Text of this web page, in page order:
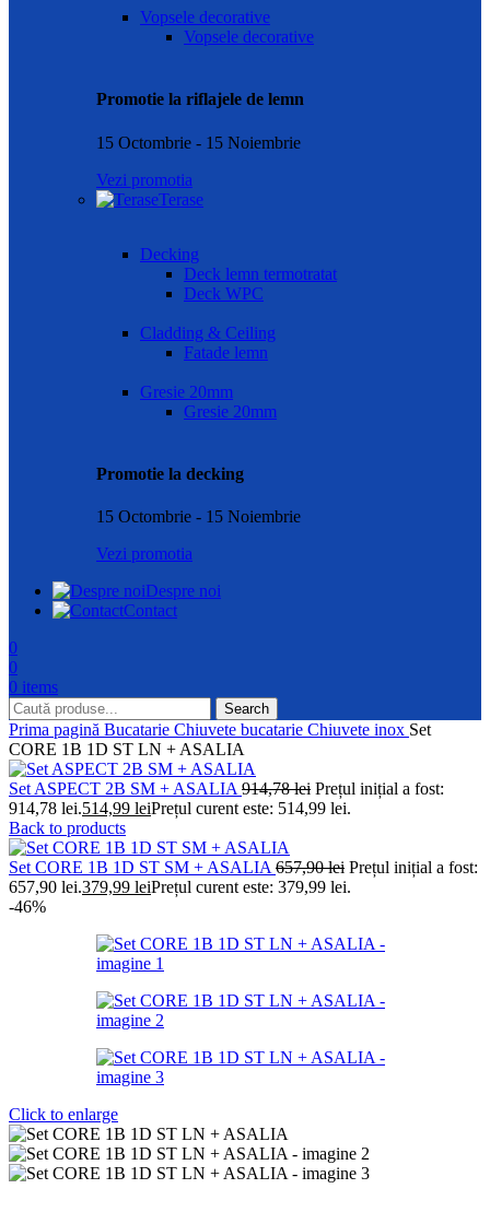
Vopsele decorative
Vopsele decorative
Promotie la riflajele de lemn
15 Octombrie - 15 Noiembrie
Vezi promotia
Terase
Decking
Deck lemn termotratat
Deck WPC
Cladding & Ceiling
Fatade lemn
Gresie 20mm
Gresie 20mm
Promotie la decking
15 Octombrie - 15 Noiembrie
Vezi promotia
Despre noi
Contact
0
0
0 items
Search
Prima pagină Bucatarie Chiuvete bucatarie Chiuvete inox Set
CORE 1B 1D ST LN + ASALIA
Set ASPECT 2B SM + ASALIA 914,78lei Prețul inițial a fost:
914,78 lei.514,99 leiPrețul curent este: 514,99 lei.
Back to products
Set CORE 1B 1D ST SM + ASALIA 657,90lei Prețul inițial a fost:
657,90 lei.379,99 leiPrețul curent este: 379,99 lei.
-46%
Click to enlarge